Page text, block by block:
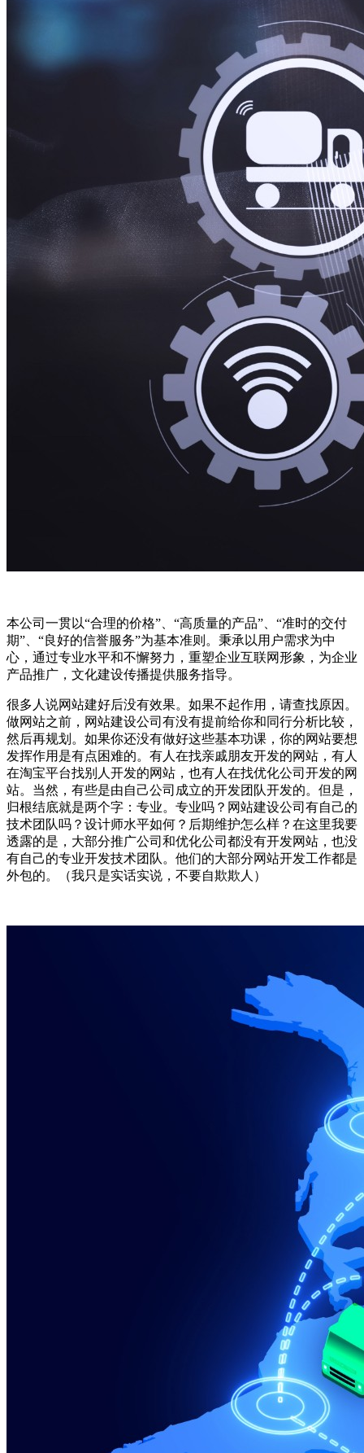
本公司一贯以“合理的价格”、“高质量的产品”、“准时的交付
期”、“良好的信誉服务”为基本准则。秉承以用户需求为中
心，通过专业水平和不懈努力，重塑企业互联网形象，为企业
产品推广，文化建设传播提供服务指导。
很多人说网站建好后没有效果。如果不起作用，请查找原因。
做网站之前，网站建设公司有没有提前给你和同行分析比较，
然后再规划。如果你还没有做好这些基本功课，你的网站要想
发挥作用是有点困难的。有人在找亲戚朋友开发的网站，有人
在淘宝平台找别人开发的网站，也有人在找优化公司开发的网
站。当然，有些是由自己公司成立的开发团队开发的。但是，
归根结底就是两个字：专业。专业吗？网站建设公司有自己的
技术团队吗？设计师水平如何？后期维护怎么样？在这里我要
透露的是，大部分推广公司和优化公司都没有开发网站，也没
有自己的专业开发技术团队。他们的大部分网站开发工作都是
外包的。（我只是实话实说，不要自欺欺人）